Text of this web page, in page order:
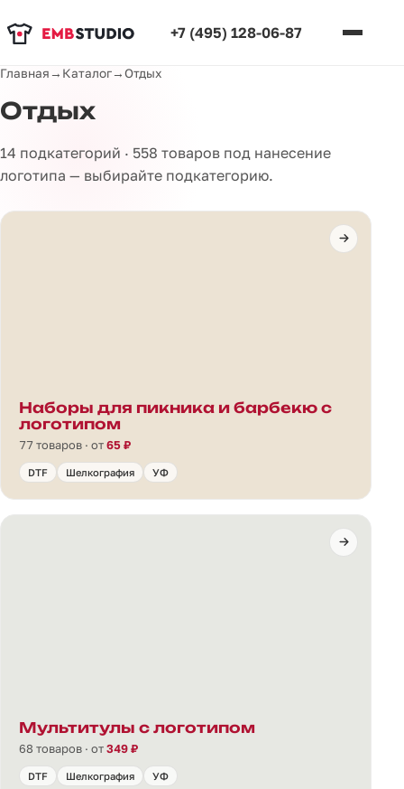
+7 (495) 128-06-87
Главная→ Каталог→Отдых
Отдых
14 подкатегорий · 558 товаров под нанесение
логотипа — выбирайте подкатегорию.
Наборы для пикника и барбекю с
логотипом
77 товаров · от65 ₽
DTF Шелкография УФ
Мультитулы с логотипом
68 товаров · от349 ₽
DTF Шелкография УФ